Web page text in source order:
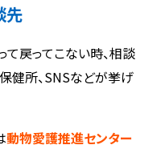
先
戻ってこない時、相談
健所、SNSなどが挙げ
動物愛護推進センター